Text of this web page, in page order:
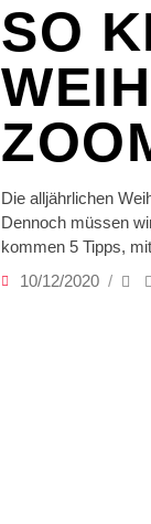
SO
Die alljährlichen
Dennoch müssen
kommen 5 Tipps,
10/12/2020